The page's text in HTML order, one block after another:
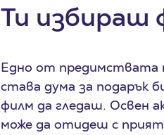
Ти избираш
Едно от предимствата
става дума за подарък
филм да гледаш. Освен
може да отидеш с